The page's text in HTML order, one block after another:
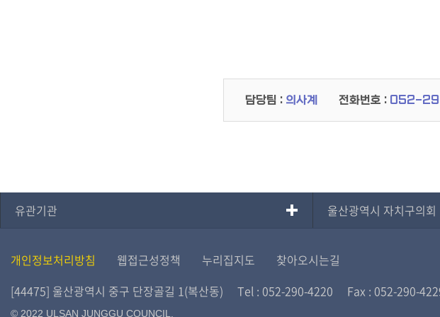
담당팀 : 의사계 전화번호 : 052-
유관기관 울산광역시 자치구의회
개인정보처리방침 웹접근성정책 누리집지도
찾아오시는길
[44475] 울산광역시 중구 단장골길 1(복산동)
Tel : 052-290-4220 Fax : 052-290-
© 2022 ULSAN JUNGGU COUNCIL.